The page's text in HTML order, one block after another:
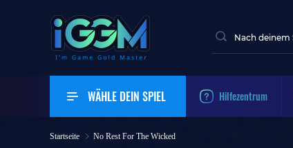
WÄHLE DEIN SPIEL Hilfezentrum
Startseite No Rest For The Wicked